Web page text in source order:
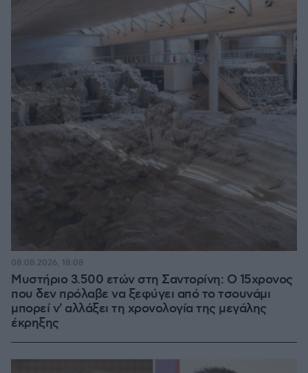
Μυστήριο 3.500 ετών στη Σαντορίνη: Ο 15χρονος
που δεν πρόλαβε να ξεφύγει από το τσουνάμι
μπορεί ν' αλλάξει τη χρονολογία της μεγάλης
έκρηξης
08.08.2026, 18:08